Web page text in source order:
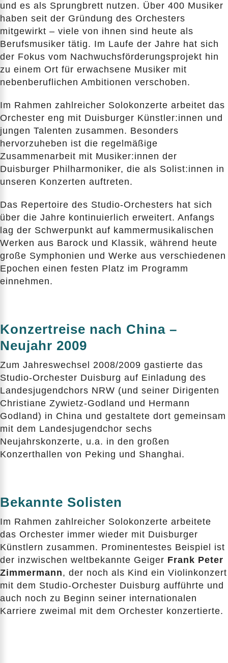
und es als Sprungbrett nutzen. Über 400 Musiker
haben seit der Gründung des Orchesters
mitgewirkt – viele von ihnen sind heute als
Berufsmusiker tätig. Im Laufe der Jahre hat sich
der Fokus vom Nachwuchsförderungsprojekt hin
zu einem Ort für erwachsene Musiker mit
nebenberuflichen Ambitionen verschoben.
Im Rahmen zahlreicher Solokonzerte arbeitet das
Orchester eng mit Duisburger Künstler:innen und
jungen Talenten zusammen. Besonders
hervorzuheben ist die regelmäßige
Zusammenarbeit mit Musiker:innen der
Duisburger Philharmoniker, die als Solist:innen in
unseren Konzerten auftreten.
Das Repertoire des Studio-Orchesters hat sich
über die Jahre kontinuierlich erweitert. Anfangs
lag der Schwerpunkt auf kammermusikalischen
Werken aus Barock und Klassik, während heute
große Symphonien und Werke aus verschiedenen
Epochen einen festen Platz im Programm
einnehmen.
Konzertreise nach China –
Neujahr 2009
Zum Jahreswechsel 2008/2009 gastierte das
Studio-Orchester Duisburg auf Einladung des
Landesjugendchors NRW (und seiner Dirigenten
Christiane Zywietz-Godland und Hermann
Godland) in China und gestaltete dort gemeinsam
mit dem Landesjugendchor sechs
Neujahrskonzerte, u.a. in den großen
Konzerthallen von Peking und Shanghai.
Bekannte Solisten
Im Rahmen zahlreicher Solokonzerte arbeitete
das Orchester immer wieder mit Duisburger
Künstlern zusammen. Prominentestes Beispiel ist
der inzwischen weltbekannte Geiger Frank Peter
Zimmermann, der noch als Kind ein Violinkonzert
mit dem Studio-Orchester Duisburg aufführte und
auch noch zu Beginn seiner internationalen
Karriere zweimal mit dem Orchester konzertierte.